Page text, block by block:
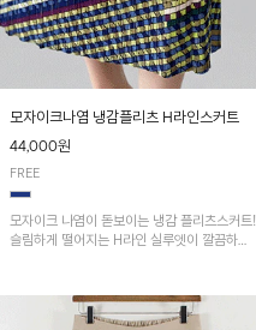
모자이크나염 냉감플리츠 H라인스커트
44,000원
FREE
모자이크 나염이 돋보이는 냉감 플리츠스커트!
슬림하게 떨어지는 H라인 실루엣이 깔끔하고
성을 더했어요~